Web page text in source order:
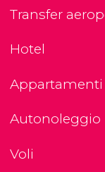
Transfer
Hotel
Appartamenti
Autonoleggio
Voli